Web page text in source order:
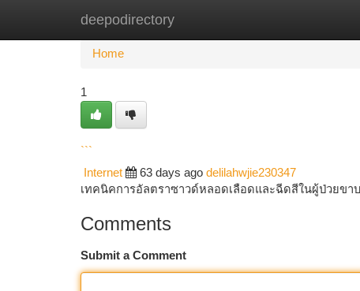
deepodirectory
Home New Site Listings
Home
1
```
Internet 63 days ago delilahwjie230347
เทคนิคการอัลตราซาวด์หลอดเลือดและฉีดสีในผู้ป่วยขา
Comments
Submit a Comment